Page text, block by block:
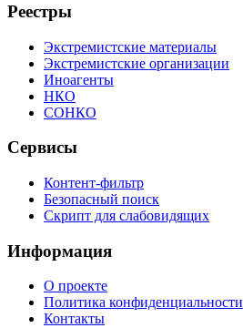
Реестры
Экстремистские материалы
Экстремистские организации
Иноагенты
НКО
СОНКО
Сервисы
Контент-фильтр
Безопасный поиск
Скрипт для слабовидящих
Информация
О проекте
Политика конфиденциальности
Контакты